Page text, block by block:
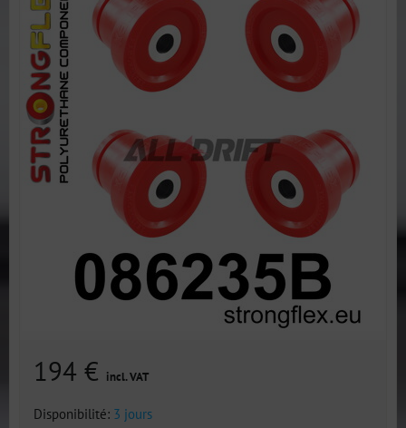
194 € incl. VAT
Disponibilité: 3 jours